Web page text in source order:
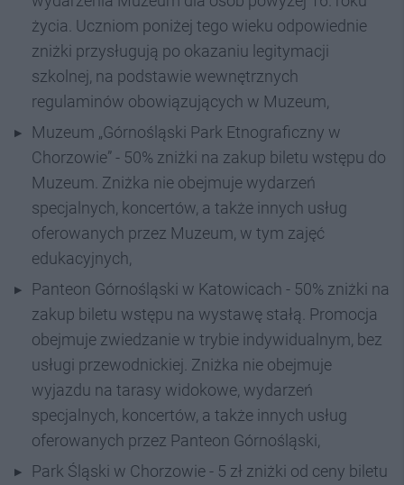
życia. Uczniom poniżej tego wieku odpowiednie
zniżki przysługują po okazaniu legitymacji
szkolnej, na podstawie wewnętrznych
regulaminów obowiązujących w Muzeum,
Muzeum „Górnośląski Park Etnograficzny w
Chorzowie” - 50% zniżki na zakup biletu wstępu do
Muzeum. Zniżka nie obejmuje wydarzeń
specjalnych, koncertów, a także innych usług
oferowanych przez Muzeum, w tym zajęć
edukacyjnych,
Panteon Górnośląski w Katowicach - 50% zniżki na
zakup biletu wstępu na wystawę stałą. Promocja
obejmuje zwiedzanie w trybie indywidualnym, bez
usługi przewodnickiej. Zniżka nie obejmuje
wyjazdu na tarasy widokowe, wydarzeń
specjalnych, koncertów, a także innych usług
oferowanych przez Panteon Górnośląski,
Park Śląski w Chorzowie - 5 zł zniżki od ceny biletu